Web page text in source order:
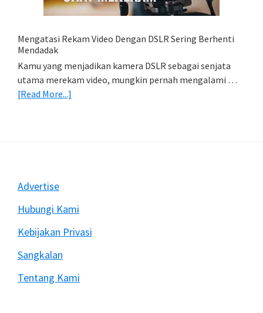
(Export
Import
Mengatasi Rekam Video Dengan DSLR Sering Berhenti
Mendadak
Kamu yang menjadikan kamera DSLR sebagai senjata
utama merekam video, mungkin pernah mengalami …
[Read More...]
Mendadak
Footer
Advertise
Hubungi Kami
Kebijakan Privasi
Sangkalan
Tentang Kami